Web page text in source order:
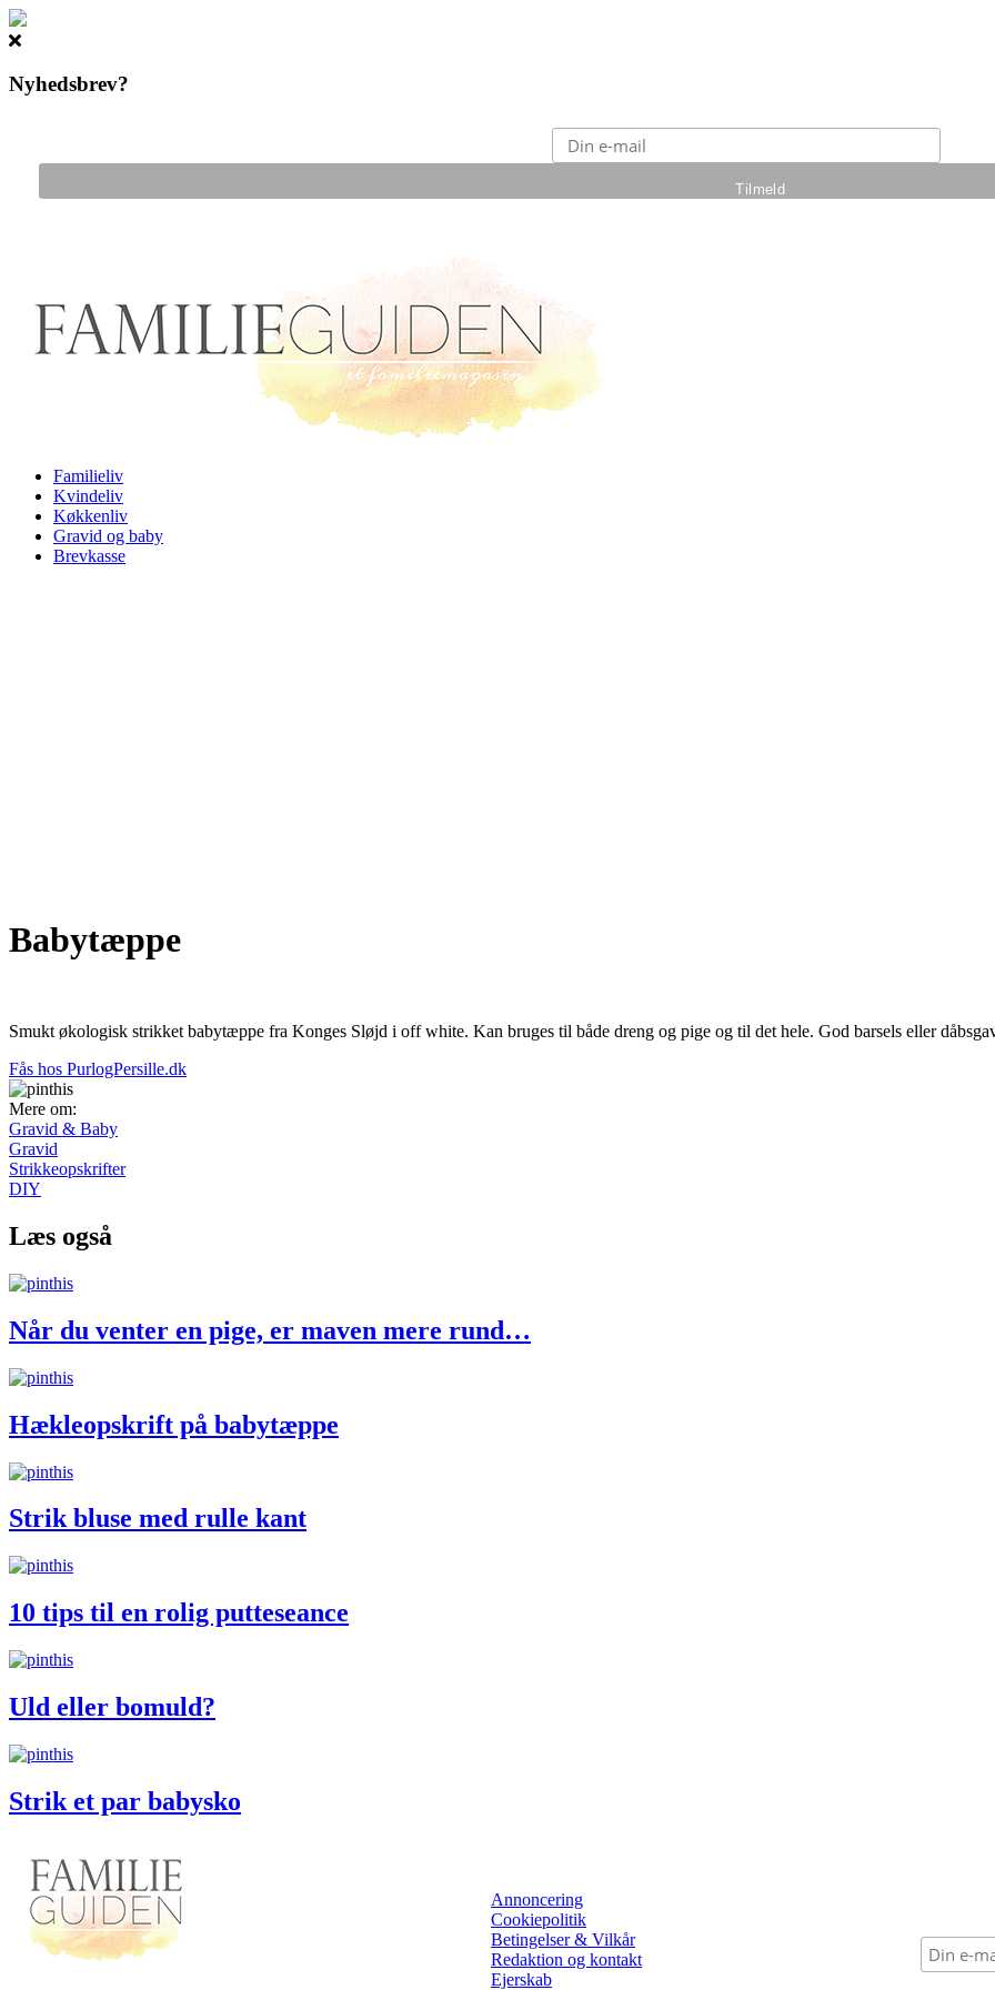
Nyhedsbrev?
Familieliv
Kvindeliv
Køkkenliv
Gravid og baby
Brevkasse
Babytæppe
Smukt økologisk strikket babytæppe fra Konges Sløjd i off white. Kan bruges til både dreng og pige og til det hele. God barsels eller
Fås hos PurlogPersille.dk
Mere om:
Gravid & Baby
Gravid
Strikkeopskrifter
DIY
Læs også
Når du venter en pige, er maven mere rund…
Hækleopskrift på babytæppe
Strik bluse med rulle kant
10 tips til en rolig putteseance
Uld eller bomuld?
Strik et par babysko
Annoncering
Cookiepolitik
Betingelser & Vilkår
Redaktion og kontakt
Ejerskab